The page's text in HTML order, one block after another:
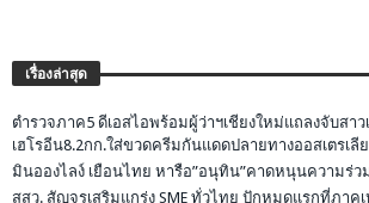
เรื่องล่าสุด
ตำรวจภาค5 ดีเอสไอพร้อมผู้ว่าฯเชียงใหม่แถลงจับสาว
เฮโรอีน8.2กก.ใส่ขวดครีมกันแดดปลายทางออสเตรเลีย
มินอองไลง์ เยือนไทย หารือ”อนุทิน”คาดหนุนความร่
สสว. สัญจรเสริมแกร่ง SME ทั่วไทย ปักหมุดแรกที่ภาค